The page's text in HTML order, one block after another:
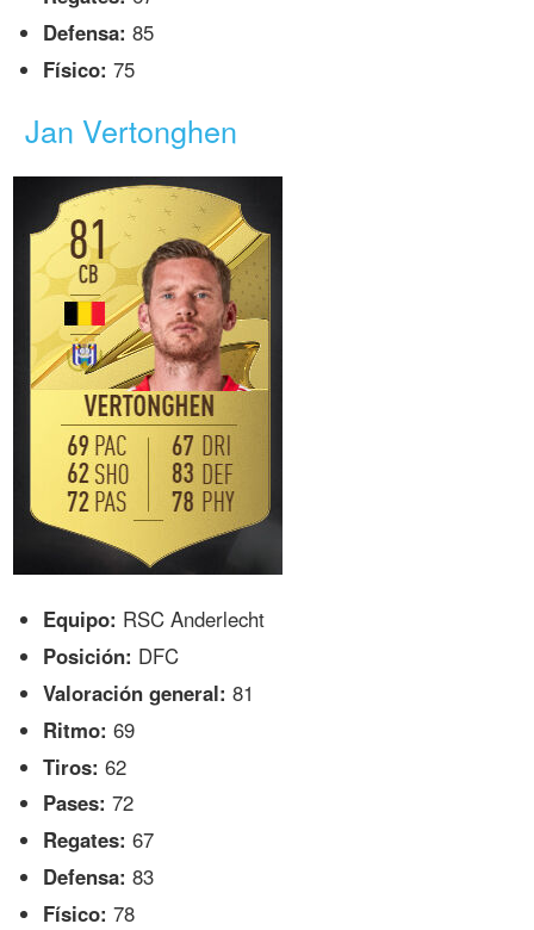
Defensa: 85
Físico: 75
Jan Vertonghen
Equipo: RSC Anderlecht
Posición: DFC
Valoración general: 81
Ritmo: 69
Tiros: 62
Pases: 72
Regates: 67
Defensa: 83
Físico: 78